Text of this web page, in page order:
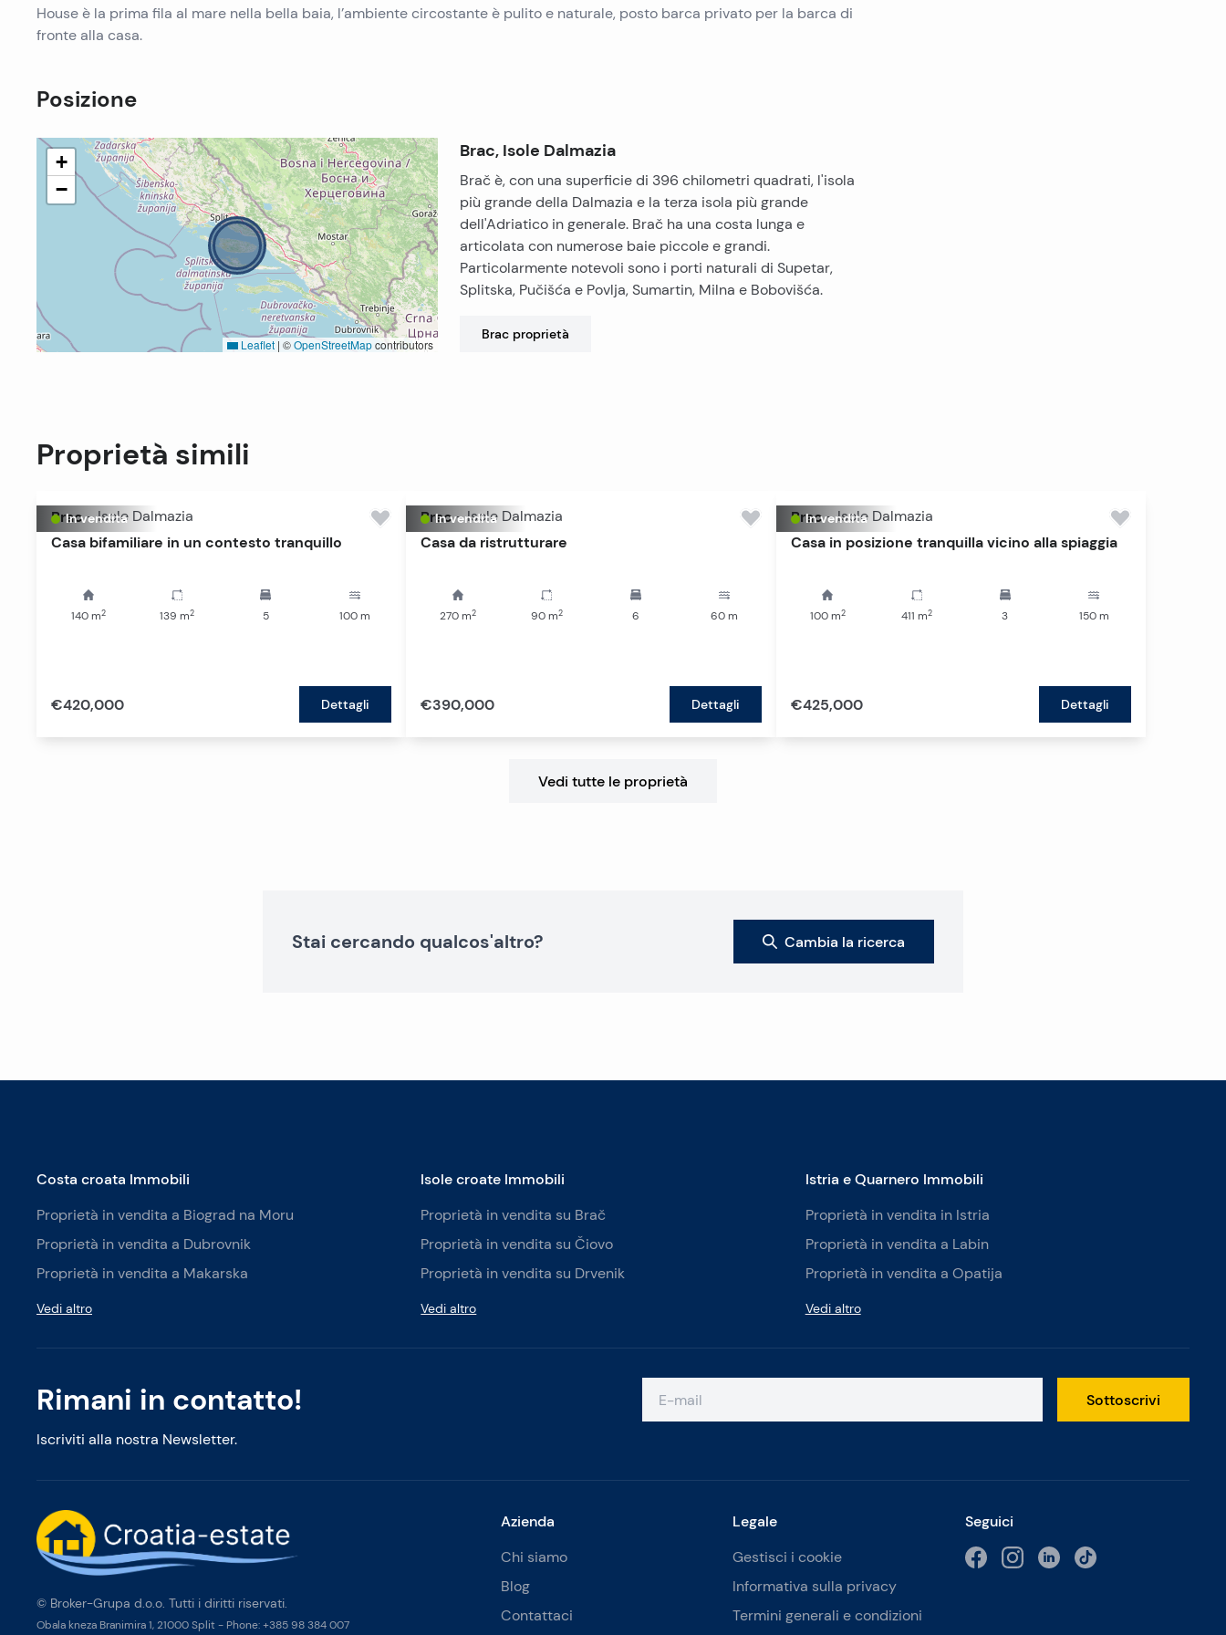
House è la prima fila al mare nella bella baia, l’ambiente circostante è pulito e naturale, posto barca privato per la barca di
fronte alla casa.
Posizione
+
−
Leaflet | ©OpenStreetMapcontributors
Brac, Isole Dalmazia
Brač è, con una superficie di 396 chilometri quadrati, l'isola
più grande della Dalmazia e la terza isola più grande
dell'Adriatico in generale. Brač ha una costa lunga e
articolata con numerose baie piccole e grandi.
Particolarmente notevoli sono i porti naturali di Supetar,
Splitska, Pučišća e Povlja, Sumartin, Milna e Bobovišća.
Brac proprietà
Proprietà simili
In vendita
Brac - Isole Dalmazia
Casa bifamiliare in un contesto tranquillo
140m2 139 m2 5 100m
€420,000 Dettagli
In vendita
Brac - Isole Dalmazia
Casa da ristrutturare
270m2 90m2 6 60m
€390,000 Dettagli
In vendita
Brac - Isole Dalmazia
Casa in posizione tranquilla vicino alla spiaggia
100m2 411 m2 3 150m
€425,000 Dettagli
Vedi tutte le proprietà
Stai cercando qualcos'altro? Cambia la ricerca
Rimani in contatto!
Iscriviti alla nostra Newsletter.
Sottoscrivi
Costa croata Immobili
Proprietà in vendita a Biograd na Moru
Proprietà in vendita a Dubrovnik
Proprietà in vendita a Makarska
Vedi altro
Isole croate Immobili
Proprietà in vendita su Brač
Proprietà in vendita su Čiovo
Proprietà in vendita su Drvenik
Vedi altro
Istria e Quarnero Immobili
Proprietà in vendita in Istria
Proprietà in vendita a Labin
Proprietà in vendita a Opatija
Vedi altro
Azienda
Chi siamo
Blog
Contattaci
Legale
Gestisci i cookie
Informativa sulla privacy
Termini generali e condizioni
Seguici
© Broker-Grupa d.o.o. Tutti i diritti riservati.
Obala kneza Branimira 1, 21000 Split - Phone: +385 98 384 007